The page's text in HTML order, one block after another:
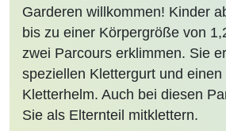
Garderen willkommen! Kinder
bis zu einer Körpergröße von
zwei Parcours erklimmen. Sie
speziellen Klettergurt und einen
Kletterhelm. Auch bei diesen
Sie als Elternteil mitklettern.